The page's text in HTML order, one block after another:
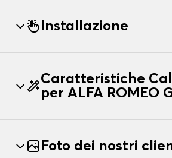
Installazione
Caratteristiche
per ALFA ROMEO
Foto dei nostri